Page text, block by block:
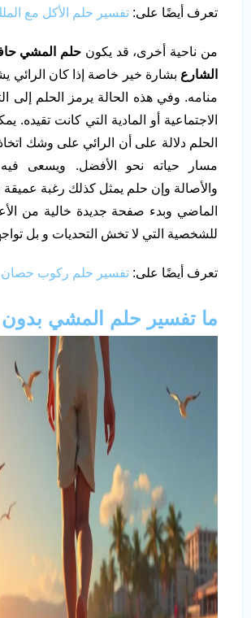
تعرف أيضًا على: تفسير حلم الأكل مع
من ناحية أخرى، قد يكون حلم المشي
الشارع بشارة خير خاصة إذا كان الرائي
منامه. وفي هذه الحالة يرمز الحلم إلى
الاجتماعية أو المادية التي كانت تقيده.
الحلم دلالة على أن الرائي على وشك
مسار حياته نحو الأفضل. ويسعى
والأصالة وإن حلم يمثل كذلك رغبة
الماضي وبدء صفحة جديدة خالية من
للشخصية التي لا تخش التحديات و بل
تعرف أيضًا على: تفسير حلم ركوب حصان
ما تفسير حلم المشي